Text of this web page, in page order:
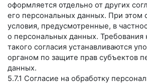
оформляется отдельно от других
его персональных данных. При этом
условия, предусмотренные, в
о персональных данных.
такого согласия устанавливаются
органом по защите прав субъектов
данных.
5.7.1 Согласие на обработку